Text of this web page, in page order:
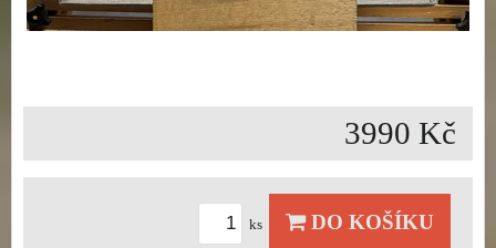
3990 Kč
ks DO KOŠÍKU